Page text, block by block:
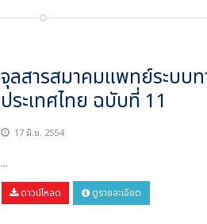
จุลสารสมาคมแพทย์ระบบท
ประเทศไทย ฉบับที่ 11
17 มิ.ย. 2554
...
ดาวน์โหลด ดูรายละเอียด